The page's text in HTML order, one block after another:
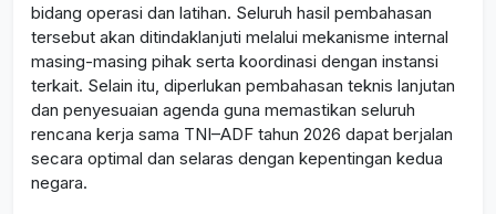
bidang operasi dan latihan. Seluruh hasil pembahasan
tersebut akan ditindaklanjuti melalui mekanisme internal
masing-masing pihak serta koordinasi dengan instansi
terkait. Selain itu, diperlukan pembahasan teknis lanjutan
dan penyesuaian agenda guna memastikan seluruh
rencana kerja sama TNI–ADF tahun 2026 dapat berjalan
secara optimal dan selaras dengan kepentingan kedua
negara.